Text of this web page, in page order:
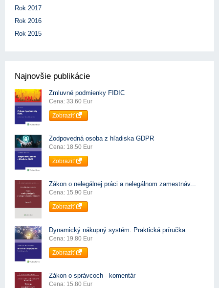
Rok 2017
Rok 2016
Rok 2015
Najnovšie publikácie
Zmluvné podmienky FIDIC
Cena: 33.60 Eur
Zobraziť
Zodpovedná osoba z hľadiska GDPR
Cena: 18.50 Eur
Zobraziť
Zákon o nelegálnej práci a nelegálnom zamestnáv...
Cena: 15.90 Eur
Zobraziť
Dynamický nákupný systém. Praktická príručka
Cena: 19.80 Eur
Zobraziť
Zákon o správcoch - komentár
Cena: 15.80 Eur